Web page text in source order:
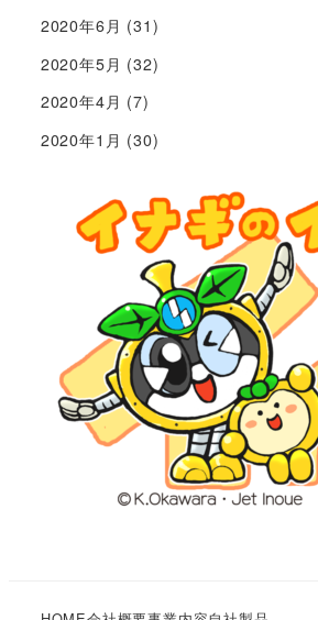
2020年6月 (31)
2020年5月 (32)
2020年4月 (7)
2020年1月 (30)